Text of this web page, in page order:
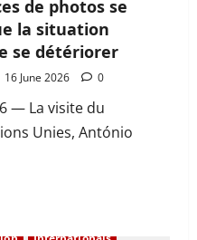
de photos se
la situation
se détériorer
16 June 2026 0
— La visite du
Unies, António